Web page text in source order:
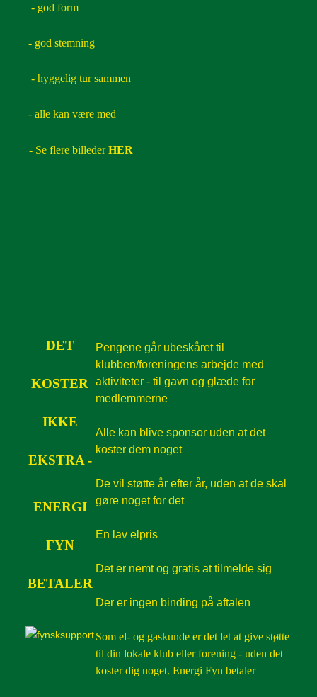
- god form
- god stemning
- hyggelig tur sammen
- alle kan være med
- Se flere billederHER
DET
KOSTER
IKKE
EKSTRA -
ENERGI
FYN
BETALER
Pengene går ubeskåret til
klubben/foreningens arbejde med
aktiviteter - til gavn og glæde for
medlemmerne
Alle kan blive sponsor uden at det
koster dem noget
De vil støtte år efter år, uden at de skal
gøre noget for det
En lav elpris
Det er nemt og gratis at tilmelde sig
Der er ingen binding på aftalen
Som el- og gaskunde er det let at give støtte
til din lokale klub eller forening - uden det
koster dig noget. Energi Fyn betaler